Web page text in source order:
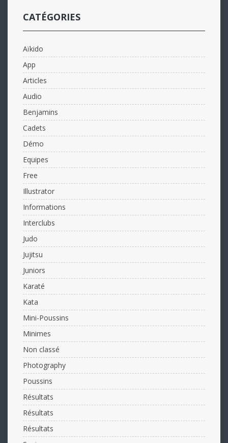
CATÉGORIES
Aïkido
App
Articles
Audio
Benjamins
Cadets
Démo
Equipes
Free
Illustrator
Informations
Interclubs
Judo
Jujitsu
Juniors
Karaté
Kata
Mini-Poussins
Minimes
Non classé
Photography
Poussins
Résultats
Résultats
Résultats